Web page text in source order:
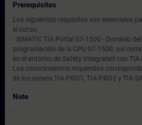
Prerequisites
Los siguientes requisitos son esenciales
el curso:
- SIMATIC TIA Portal S7-1500 - Dominio
programación de la CPU S7-1500, así
en el entorno de Safety Integrated con TIA
Los conocimientos requeridos
de los cursos TIA-PRO1, TIA-PRO2 y TIA-
Note
-